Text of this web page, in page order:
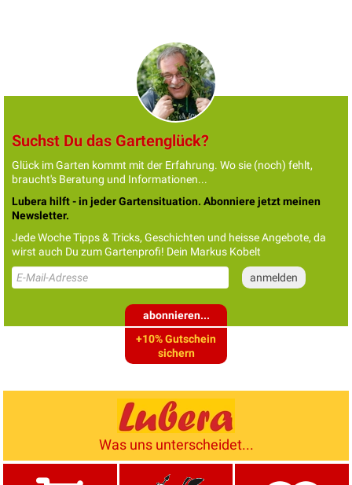
Suchst Du das Gartenglück?
Glück im Garten kommt mit der Erfahrung. Wo sie (noch) fehlt,
braucht's Beratung und Informationen...
Lubera hilft - in jeder Gartensituation. Abonniere jetzt meinen
Newsletter.
Jede Woche Tipps & Tricks, Geschichten und heisse Angebote, da
wirst auch Du zum Gartenprofi! Dein Markus Kobelt
abonnieren...
+10% Gutschein
sichern
Was uns unterscheidet...